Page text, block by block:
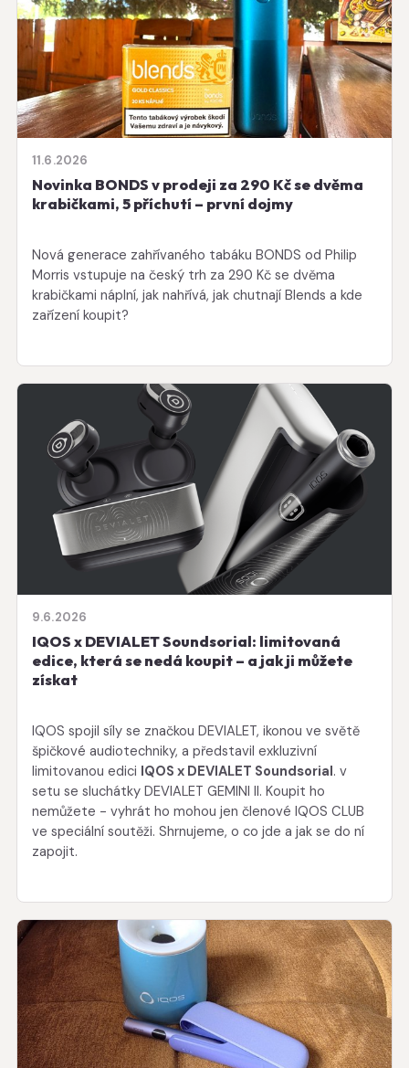
11.6.2026
Novinka BONDS v prodeji za 290 Kč se dvěma
krabičkami, 5 příchutí – první dojmy
Nová generace zahřívaného tabáku BONDS od Philip
Morris vstupuje na český trh za 290 Kč se dvěma
krabičkami náplní, jak nahřívá, jak chutnají Blends a kde
zařízení koupit?
9.6.2026
IQOS x DEVIALET Soundsorial: limitovaná
edice, která se nedá koupit – a jak ji můžete
získat
IQOS spojil síly se značkou DEVIALET, ikonou ve světě
špičkové audiotechniky, a představil exkluzivní
limitovanou edici IQOS x DEVIALET Soundsorial. v
setu se sluchátky DEVIALET GEMINI II. Koupit ho
nemůžete - vyhrát ho mohou jen členové IQOS CLUB
ve speciální soutěži. Shrnujeme, o co jde a jak se do ní
zapojit.